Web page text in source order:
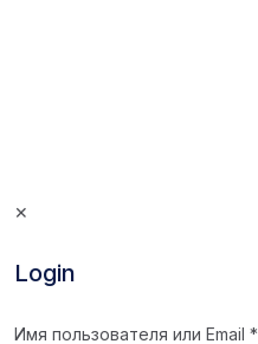
✕
Login
Имя пользователя или Email*